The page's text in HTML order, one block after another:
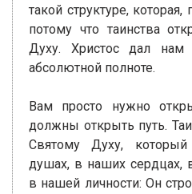
такой структуре,
потому что таинства
Духу. Христос дал
абсолютной полноте.
Вам просто нужно
должны открыть путь.
Святому Духу,
душах, в наших сердцах,
в нашей личности: Он